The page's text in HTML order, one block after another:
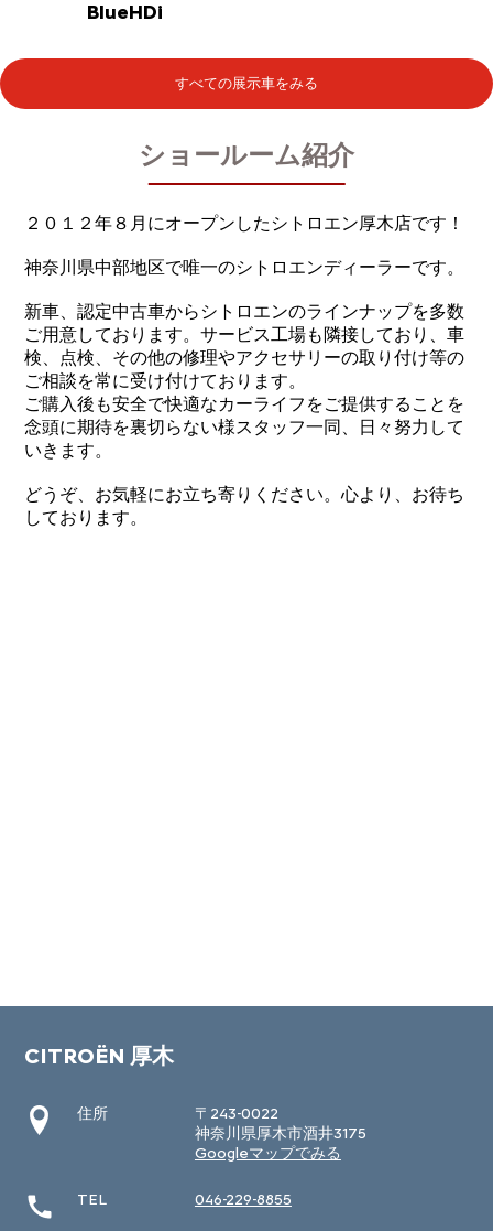
BlueHDi
すべての展示車をみる
ショールーム紹介
２０１２年８月にオープンしたシトロエン厚木店です！
神奈川県中部地区で唯一のシトロエンディーラーです。
新車、認定中古車からシトロエンのラインナップを多数
ご用意しております。サービス工場も隣接しており、車
検、点検、その他の修理やアクセサリーの取り付け等の
ご相談を常に受け付けております。
ご購入後も安全で快適なカーライフをご提供することを
念頭に期待を裏切らない様スタッフ一同、日々努力して
いきます。
どうぞ、お気軽にお立ち寄りください。心より、お待ち
しております。
CITROËN 厚木
住所
〒243-0022
神奈川県厚木市酒井3175
Googleマップでみる
TEL 046-229-8855